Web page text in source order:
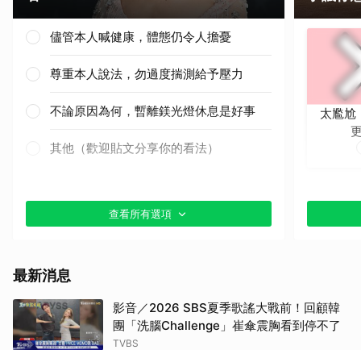
儘管本人喊健康，體態仍令人擔憂
尊重本人說法，勿過度揣測給予壓力
不論原因為何，暫離鎂光燈休息是好事
其他（歡迎貼文分享你的看法）
查看所有選項
太尷尬
最新消息
影音／2026 SBS夏季歌謠大戰前！回顧韓
團「洗腦Challenge」崔傘震胸看到停不了
TVBS